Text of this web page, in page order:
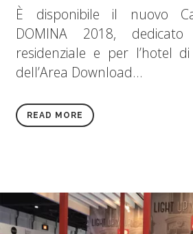
È disponibile il nuovo
DOMINA 2018,
residenziale e per l’hotel di
dell’Area Download...
READ MORE